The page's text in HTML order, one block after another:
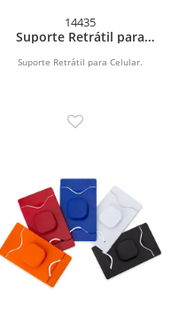
14435
Suporte Retrátil para
Suporte Retrátil para Celular.